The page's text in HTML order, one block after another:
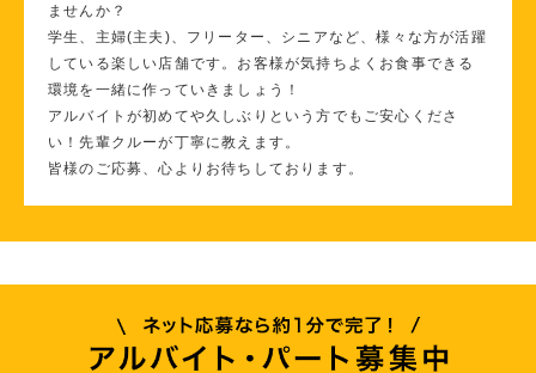
ませんか？
学生、主婦(主夫)、フリーター、シニアなど、様々な方が活躍
している楽しい店舗です。お客様が気持ちよくお食事できる
環境を一緒に作っていきましょう！
アルバイトが初めてや久しぶりという方でもご安心くださ
い！先輩クルーが丁寧に教えます。
皆様のご応募、心よりお待ちしております。